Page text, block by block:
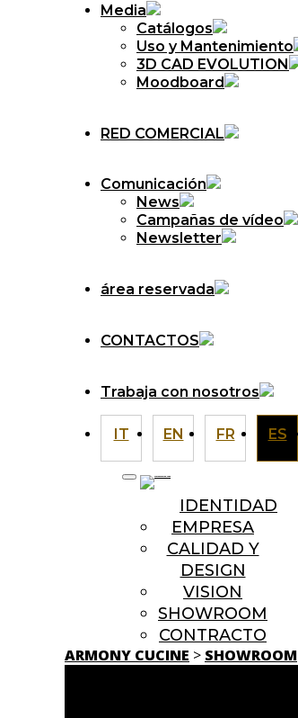
Media
Catálogos
Uso y Mantenimiento
3D CAD EVOLUTION
Moodboard
RED COMERCIAL
Comunicación
News
Campañas de vídeo
Newsletter
área reservada
CONTACTOS
Trabaja con nosotros
IT EN FR ES
IDENTIDAD
EMPRESA
CALIDAD Y
DESIGN
VISION
SHOWROOM
CONTRACTO
ARMONY CUCINE > SHOWROOM